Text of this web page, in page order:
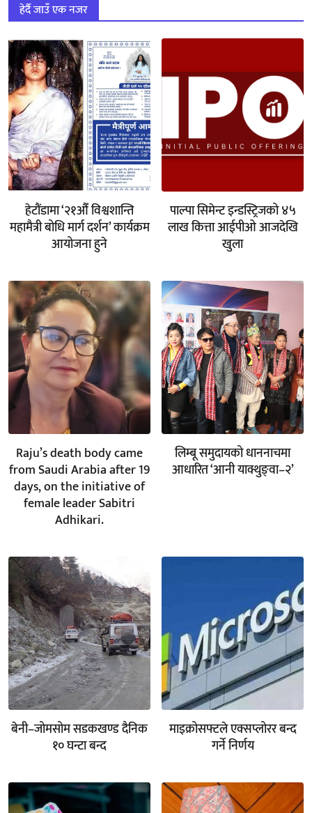
हेर्दै जाउँ एक नजर
हेटौंडामा ‘२१औँ विश्वशान्ति
महामैत्री बोधि मार्ग दर्शन’ कार्यक्रम
आयोजना हुने
पाल्पा सिमेन्ट इन्डस्ट्रिजको ४५
लाख कित्ता आईपीओ आजदेखि
खुला
Raju’s death body came
from Saudi Arabia after 19
days, on the initiative of
female leader Sabitri
Adhikari.
लिम्बू समुदायको धाननाचमा
आधारित ‘आनी याक्थुङ्वा–२’
बेनी–जोमसोम सडकखण्ड दैनिक
१० घन्टा बन्द
माइक्रोसफ्टले एक्सप्लोरर बन्द
गर्ने निर्णय